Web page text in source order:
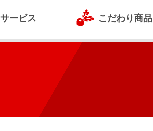
サービス こだわり商品